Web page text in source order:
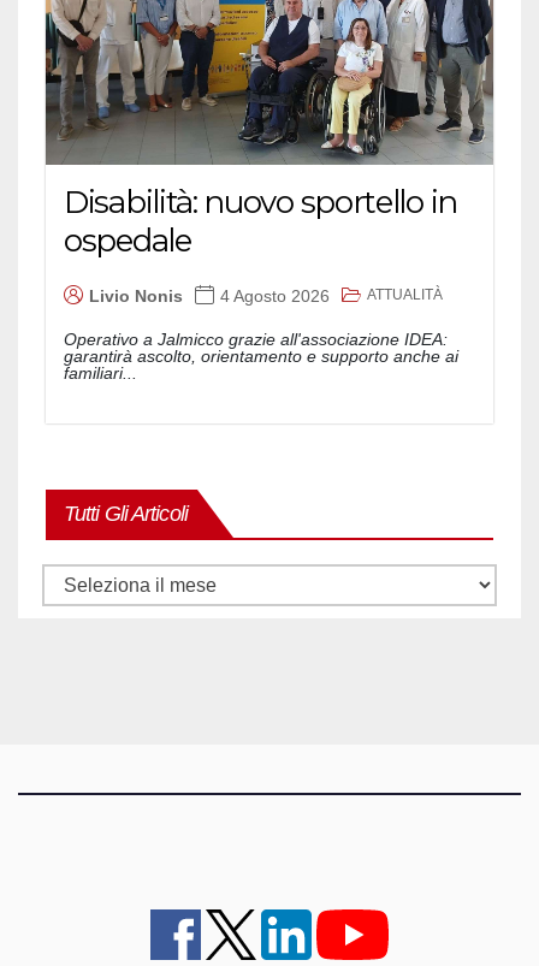
Disabilità: nuovo sportello in
ospedale
Livio Nonis 4 Agosto 2026 ATTUALITÀ
Operativo a Jalmicco grazie all'associazione IDEA:
garantirà ascolto, orientamento e supporto anche ai
familiari...
Tutti Gli Articoli
Tutti